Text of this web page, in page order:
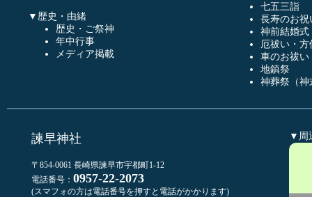
▼歴史・由緒
歴史・ご祭神
年中行事
メディア掲載
七五三詣
長寿のお祝
神前結婚式
厄祓い・方
車のお祓い
地鎮祭
神葬祭（神
諫早神社
〒854-0061 長崎県諫早市宇都町1-12
電話番号： 0957-22-2073
(スマフォの方は電話番号を押すと電話がかかります)
▼周